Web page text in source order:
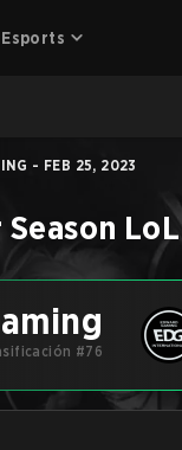
- FEB 25, 2023
LoL
#76